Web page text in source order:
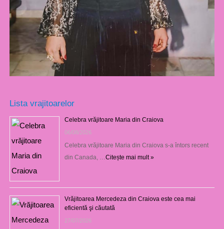
Lista vrajitoarelor
Celebra vrăjitoare Maria din Craiova
06/08/2026
Celebra vrăjitoare Maria din Craiova s-a întors recent
din Canada, … Citește mai mult »
Vrăjitoarea Mercedeza din Craiova este cea mai
eficientă şi căutată
27/07/2026